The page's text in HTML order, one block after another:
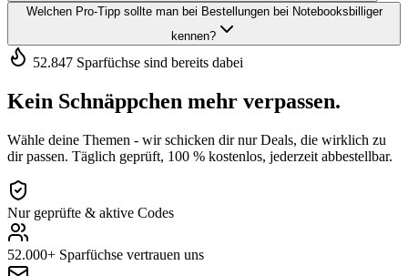
Welchen Pro-Tipp sollte man bei Bestellungen bei Notebooksbilliger
kennen?
52.847 Sparfüchse sind bereits dabei
Kein Schnäppchen mehr verpassen.
Wähle deine Themen - wir schicken dir nur Deals, die wirklich zu
dir passen. Täglich geprüft, 100 % kostenlos, jederzeit abbestellbar.
Nur geprüfte & aktive Codes
52.000+ Sparfüchse vertrauen uns